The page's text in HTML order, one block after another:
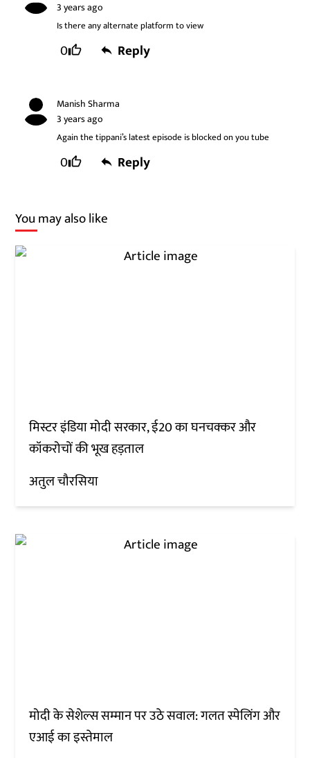
3 years ago
Is there any alternate platform to view
0 Reply
Manish Sharma
3 years ago
Again the tippani’s latest episode is blocked on you tube
0 Reply
You may also like
मिस्टर इंडिया मोदी सरकार, ई20 का घनचक्कर और
कॉकरोचों की भूख हड़ताल
अतुल चौरसिया
मोदी के सेशेल्स सम्मान पर उठे सवाल: गलत स्पेलिंग और
एआई का इस्तेमाल